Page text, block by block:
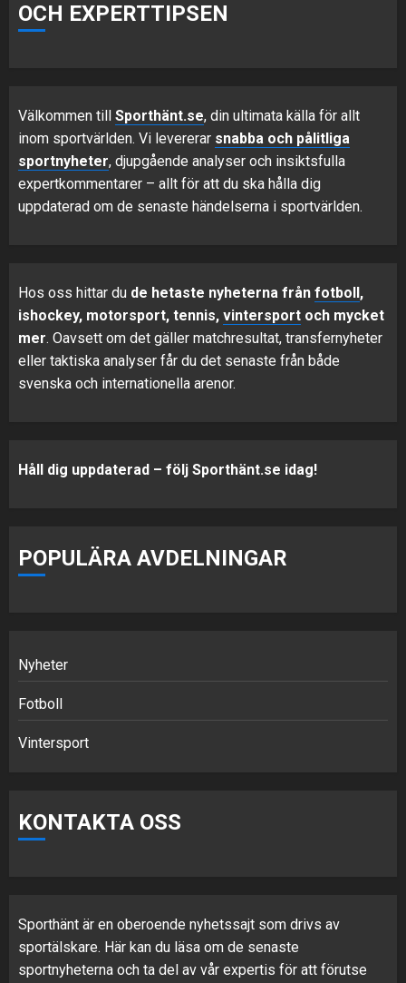
OCH EXPERTTIPSEN
Välkommen till Sporthänt.se, din ultimata källa för allt
inom sportvärlden. Vi levererar snabba och pålitliga
sportnyheter, djupgående analyser och insiktsfulla
expertkommentarer – allt för att du ska hålla dig
uppdaterad om de senaste händelserna i sportvärlden.
Hos oss hittar du de hetaste nyheterna från fotboll,
ishockey, motorsport, tennis, vintersport och mycket
mer. Oavsett om det gäller matchresultat, transfernyheter
eller taktiska analyser får du det senaste från både
svenska och internationella arenor.
Håll dig uppdaterad – följ Sporthänt.se idag!
POPULÄRA AVDELNINGAR
Nyheter
Fotboll
Vintersport
KONTAKTA OSS
Sporthänt är en oberoende nyhetssajt som drivs av
sportälskare. Här kan du läsa om de senaste
sportnyheterna och ta del av vår expertis för att förutse